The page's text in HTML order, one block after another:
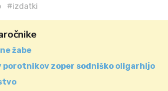
#izdatki
žabe
porotnikov zoper sodniško oligarhijo